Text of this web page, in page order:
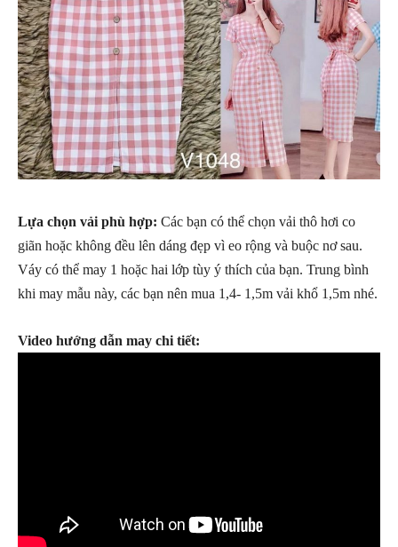
Lựa chọn vải phù hợp: Các bạn có thể chọn vải thô hơi co
giãn hoặc không đều lên dáng đẹp vì eo rộng và buộc nơ sau.
Váy có thể may 1 hoặc hai lớp tùy ý thích của bạn. Trung bình
khi may mẫu này, các bạn nên mua 1,4- 1,5m vải khổ 1,5m nhé.
Video hướng dẫn may chi tiết: